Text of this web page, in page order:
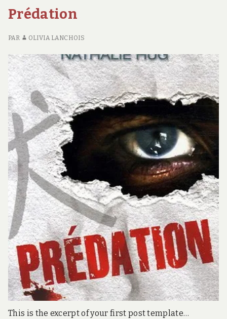
Prédation
PAR OLIVIA LANCHOIS
This is the excerpt of your first post template…